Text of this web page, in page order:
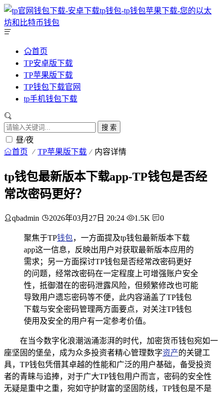
首页
TP安卓版下载
TP苹果版下载
TP钱包下载官网
tp手机钱包下载
搜 索
昼/夜
首页 TP苹果版下载 内容详情
tp钱包最新版本下载app-TP钱包是否经
常改密码更好？
qbadmin 2026年03月27日 20:24 1.5K 0
聚焦于TP钱包，一方面提及tp钱包最新版本下载
app这一信息，反映出用户对获取最新版本应用的
需求；另一方面探讨TP钱包是否经常改密码更好
的问题，经常改密码在一定程度上可增强账户安全
性，抵御潜在的密码泄露风险，但频繁修改也可能
导致用户遗忘密码等不便，此内容涵盖了TP钱包
下载与安全密码管理两方面要点，对关注TP钱包
使用及安全的用户有一定参考价值。
在当今数字化浪潮汹涌澎湃的时代，加密货币钱包宛如一
座坚固的堡垒，成为众多投资者精心管理数字资产的关键工
具，TP钱包凭借其卓越的性能和广泛的用户基础，备受投资
者的青睐与追捧，对于广大TP钱包用户而言，密码的安全性
无疑是重中之重，宛如守护财富的坚固防线，TP钱包是不是